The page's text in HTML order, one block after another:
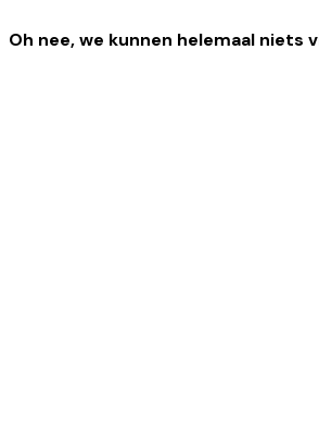
Oh nee, we kunnen helemaal niets